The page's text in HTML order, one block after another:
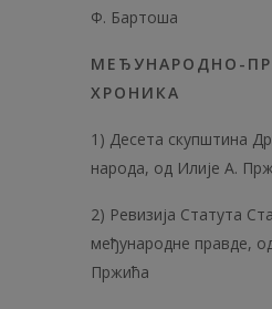
Ф. Бартоша
МЕЂУНАРОДНО-
ХРОНИКА
1) Десета скупштина
народа, од Илије А.
2) Ревизија Статута
међународне правде,
Пржића